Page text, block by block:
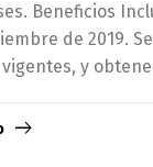
Beneficios
de 2019.
y